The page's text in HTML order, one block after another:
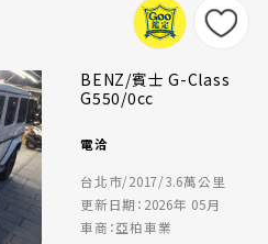
BENZ/賓士 G-Class
G550/0cc
電洽
台北市/2017/3.6萬公里
更新日期：2026年 05月
車商：亞柏車業